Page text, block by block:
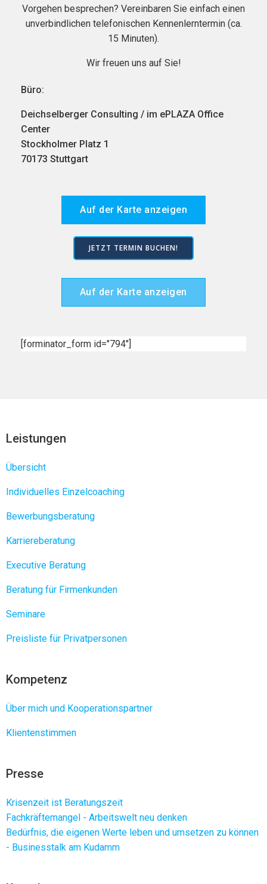
Vorgehen besprechen? Vereinbaren Sie einfach einen
unverbindlichen telefonischen Kennenlerntermin (ca.
15 Minuten).
Wir freuen uns auf Sie!
Büro:
Deichselberger Consulting / im ePLAZA Office
Center
Stockholmer Platz 1
70173 Stuttgart
Auf der Karte anzeigen
JETZT TERMIN BUCHEN!
Auf der Karte anzeigen
[forminator_form id="794"]
Leistungen
Übersicht
Individuelles Einzelcoaching
Bewerbungsberatung
Karriereberatung
Executive Beratung
Beratung für Firmenkunden
Seminare
Preisliste für Privatpersonen
Kompetenz
Über mich und Kooperationspartner
Klientenstimmen
Presse
Krisenzeit ist Beratungszeit
Fachkräftemangel - Arbeitswelt neu denken
Bedürfnis, die eigenen Werte leben und umsetzen zu können
- Businesstalk am Kudamm